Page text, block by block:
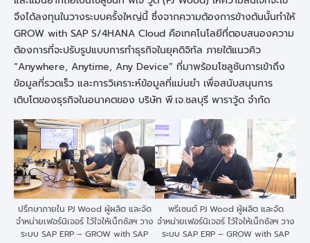
จึงได้ลงทุนในวางระบบครั้งใหญ่นี้ ซึ่งจากความต้องการข้างต้นนั้นทำให้
GROW with SAP S/4HANA Cloud คือเทคโนโลยีที่ตอบสนองความ
ต้องการที่จะปรับรูปแบบการทำธุรกิจในยุคดิจิทัล ภายใต้แนวคิว
“Anywhere, Anytime, Any Device” ที่มาพร้อมโซลูชันการเข้าถึง
ข้อมูลที่รวดเร็ว และการวิเคราะห์ข้อมูลที่แม่นยำ เพื่อสนับสนุนการ
เติบโตของธุรกิจในอนาคตของ บริษัท พี.เจ.ชลบุรี พาราวู้ด จำกัด
ปรึกษาภายใน PJ Wood ผู้ผลิต และจัด
จำหน่ายเฟอร์นิเจอร์ ไว้ใจให้เน็กซัสฯ วาง
ระบบ SAP ERP – GROW with SAP
พรีเซนต์ PJ Wood ผู้ผลิต และจัด
จำหน่ายเฟอร์นิเจอร์ ไว้ใจให้เน็กซัสฯ วาง
ระบบ SAP ERP – GROW with SAP